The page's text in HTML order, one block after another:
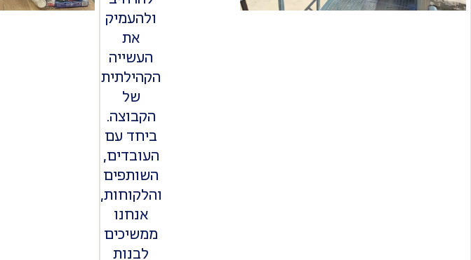
ולהעמיק
את
העשייה
הקהילתית
של
הקבוצה.
ביחד עם
העובדים,
השותפים
והלקוחות,
אנחנו
ממשיכים
לבנות